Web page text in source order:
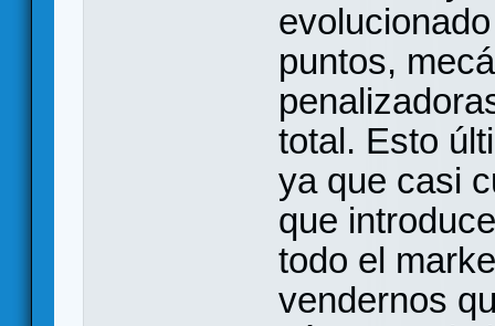
puntos,
total. Esto
ya que casi
que
todo el
vendernos